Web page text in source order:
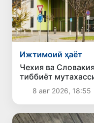
Ижтимоий ҳаёт
Чехия ва
тиббиёт
8 авг 2026, 18:55